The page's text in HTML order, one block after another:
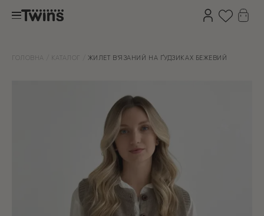
ГОЛОВНА КАТАЛОГ ЖИЛЕТ В’ЯЗАНИЙ НА ҐУДЗИКАХ БЕЖЕВИЙ